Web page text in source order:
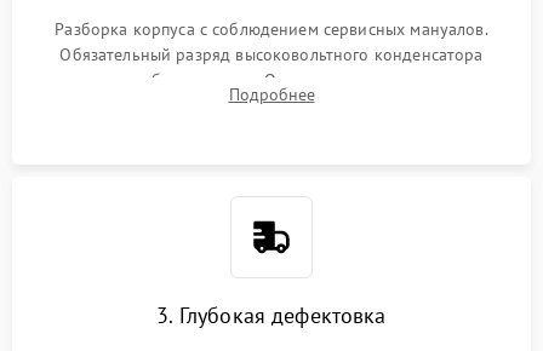
Разборка корпуса с соблюдением сервисных мануалов.
Обязательный разряд высоковольтного конденсатора
вспышки для безопасности. Очистка внутренних узлов от
пыли, песка и следов влаги с помощью спецсредств.
Подробнее
3. Глубокая дефектовка